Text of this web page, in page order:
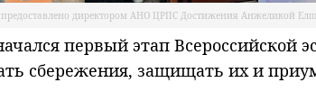
предоставлено директором АНО ЦРПС Достижения Анжеликой
первый этап Всероссийской
сбережения, защищать их и